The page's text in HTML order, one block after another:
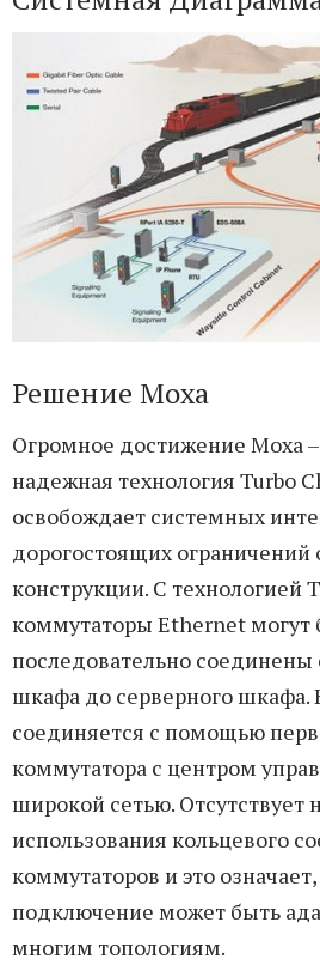
Решение Моха
Огромное достижение Моха –
надежная технология Turbo
освобождает системных
дорогостоящих
конструкции. С технологией
коммутаторы Ethernet могут
последовательно соединены
шкафа до серверного шкафа.
соединяется с помощью
коммутатора с центром
широкой сетью. Отсутствует
использования кольцевого
коммутаторов и это
подключение может быть
многим топологиям.